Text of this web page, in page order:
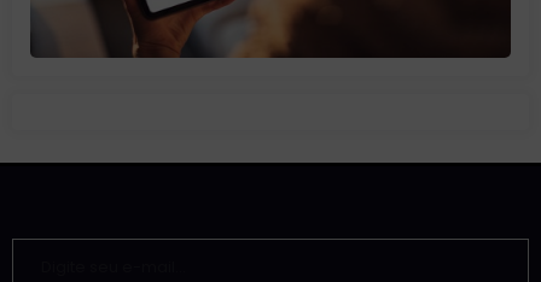
Digite seu e-mail…